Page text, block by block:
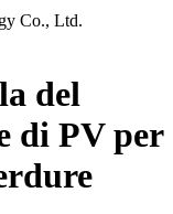
Co., Ltd.
del
di PV per